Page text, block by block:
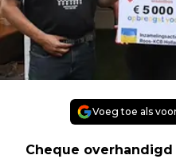
Voeg toe als
Cheque overhandigd